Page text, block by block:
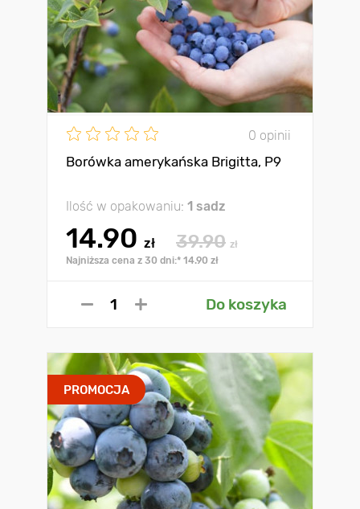
0 opinii
Borówka amerykańska Brigitta, P9
Ilość w opakowaniu: 1 sadz
14.90 zł 39.90 zł
Najniższa cena z 30 dni:* 14.90 zł
Do koszyka
PROMOCJA